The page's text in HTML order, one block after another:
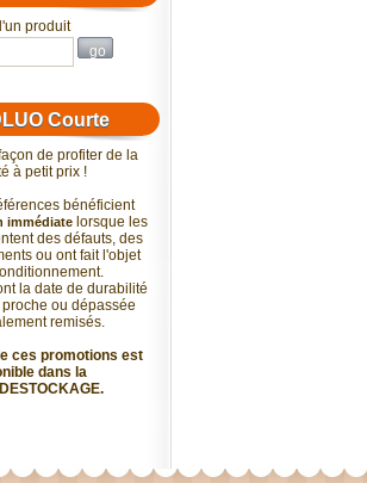
produit
Courte
de profiter de la
à petit prix !
bénéficient
immédiate lorsque les
des défauts, des
ou ont fait l'objet
la date de durabilité
ou dépassée
remisés.
ces promotions est
dans la
DESTOCKAGE.